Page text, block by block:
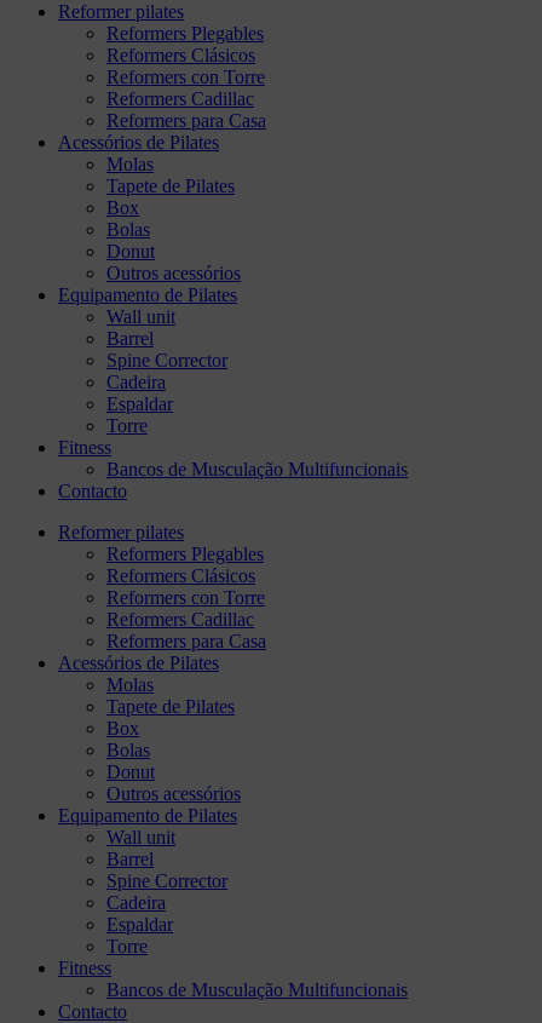
Reformer pilates
Reformers Plegables
Reformers Clásicos
Reformers con Torre
Reformers Cadillac
Reformers para Casa
Acessórios de Pilates
Molas
Tapete de Pilates
Box
Bolas
Donut
Outros acessórios
Equipamento de Pilates
Wall unit
Barrel
Spine Corrector
Cadeira
Espaldar
Torre
Fitness
Bancos de Musculação Multifuncionais
Contacto
Reformer pilates
Reformers Plegables
Reformers Clásicos
Reformers con Torre
Reformers Cadillac
Reformers para Casa
Acessórios de Pilates
Molas
Tapete de Pilates
Box
Bolas
Donut
Outros acessórios
Equipamento de Pilates
Wall unit
Barrel
Spine Corrector
Cadeira
Espaldar
Torre
Fitness
Bancos de Musculação Multifuncionais
Contacto